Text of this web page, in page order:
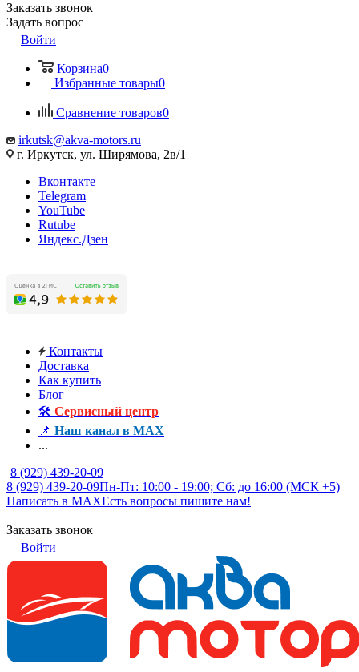
Заказать звонок
Задать вопрос
Войти
Корзина0
Избранные товары0
Сравнение товаров0
irkutsk@akva-motors.ru
г. Иркутск, ул. Ширямова, 2в/1
Вконтакте
Telegram
YouTube
Rutube
Яндекс.Дзен
Контакты
Доставка
Как купить
Блог
🛠️ Сервисный центр
📌 Наш канал в MAX
...
8 (929) 439-20-09
8 (929) 439-20-09Пн-Пт: 10:00 - 19:00; Сб: до 16:00 (МСК +5)
Написать в MAXЕсть вопросы пишите нам!
Заказать звонок
Войти